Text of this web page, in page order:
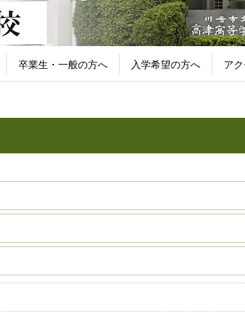
卒業生・一般の方へ 入学希望の方へ ア